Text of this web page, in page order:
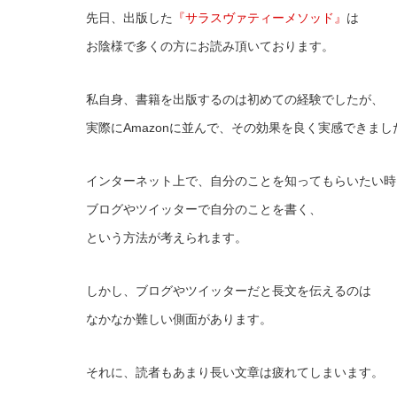
先日、出版した 『サラスヴァティーメソッド』 は
お陰様で多くの方にお読み頂いております。
私自身、書籍を出版するのは初めての経験でしたが、
実際にAmazonに並んで、その効果を良く実感できまし
インターネット上で、自分のことを知ってもらいたい
ブログやツイッターで自分のことを書く、
という方法が考えられます。
しかし、ブログやツイッターだと長文を伝えるのは
なかなか難しい側面があります。
それに、読者もあまり長い文章は疲れてしまいます。